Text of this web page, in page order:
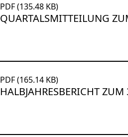
PDF (135.48 KB)
QUARTALSMITTEILUNG
PDF (165.14 KB)
HALBJAHRESBERICHT